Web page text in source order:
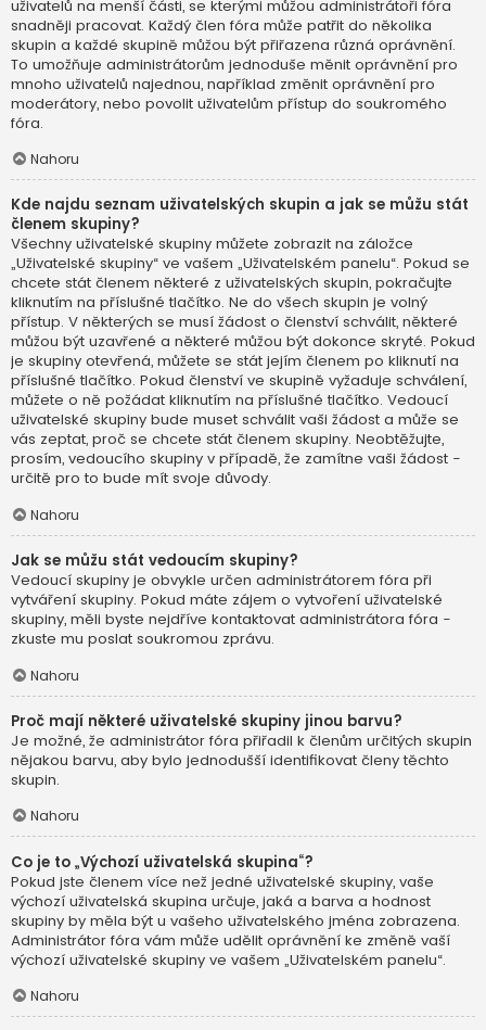
uživatelů na menší části, se kterými můžou administrátoři fóra
snadněji pracovat. Každý člen fóra může patřit do několika
skupin a každé skupině můžou být přiřazena různá oprávnění.
To umožňuje administrátorům jednoduše měnit oprávnění pro
mnoho uživatelů najednou, například změnit oprávnění pro
moderátory, nebo povolit uživatelům přístup do soukromého
fóra.
Nahoru
Kde najdu seznam uživatelských skupin a jak se můžu stát
členem skupiny?
Všechny uživatelské skupiny můžete zobrazit na záložce
„Uživatelské skupiny“ ve vašem „Uživatelském panelu“. Pokud se
chcete stát členem některé z uživatelských skupin, pokračujte
kliknutím na příslušné tlačítko. Ne do všech skupin je volný
přístup. V některých se musí žádost o členství schválit, některé
můžou být uzavřené a některé můžou být dokonce skryté. Pokud
je skupiny otevřená, můžete se stát jejím členem po kliknutí na
příslušné tlačítko. Pokud členství ve skupině vyžaduje schválení,
můžete o ně požádat kliknutím na příslušné tlačítko. Vedoucí
uživatelské skupiny bude muset schválit vaši žádost a může se
vás zeptat, proč se chcete stát členem skupiny. Neobtěžujte,
prosím, vedoucího skupiny v případě, že zamítne vaši žádost -
určitě pro to bude mít svoje důvody.
Nahoru
Jak se můžu stát vedoucím skupiny?
Vedoucí skupiny je obvykle určen administrátorem fóra při
vytváření skupiny. Pokud máte zájem o vytvoření uživatelské
skupiny, měli byste nejdříve kontaktovat administrátora fóra -
zkuste mu poslat soukromou zprávu.
Nahoru
Proč mají některé uživatelské skupiny jinou barvu?
Je možné, že administrátor fóra přiřadil k členům určitých skupin
nějakou barvu, aby bylo jednodušší identifikovat členy těchto
skupin.
Nahoru
Co je to „Výchozí uživatelská skupina“?
Pokud jste členem více než jedné uživatelské skupiny, vaše
výchozí uživatelská skupina určuje, jaká a barva a hodnost
skupiny by měla být u vašeho uživatelského jména zobrazena.
Administrátor fóra vám může udělit oprávnění ke změně vaší
výchozí uživatelské skupiny ve vašem „Uživatelském panelu“.
Nahoru